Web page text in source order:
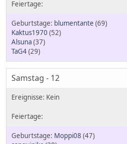
blumentante (69)
Kaktus1970 (52)
Alsuna(37)
TaG4(29)
Samstag - 12
Moppi08 (47)